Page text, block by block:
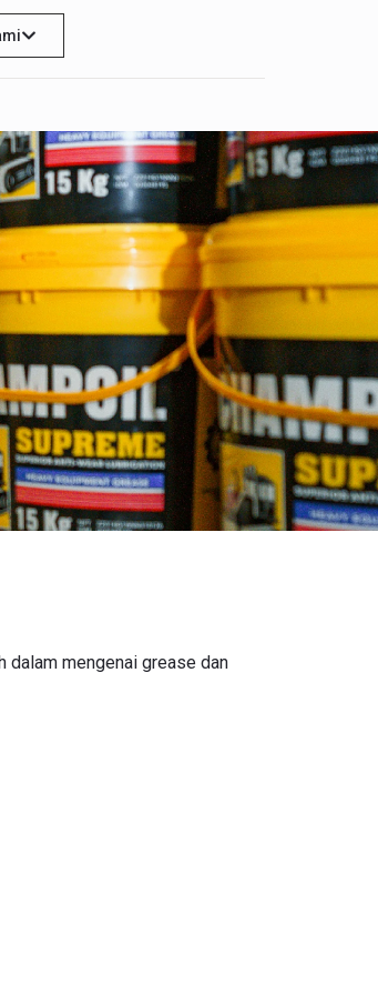
dalam mengenai grease dan